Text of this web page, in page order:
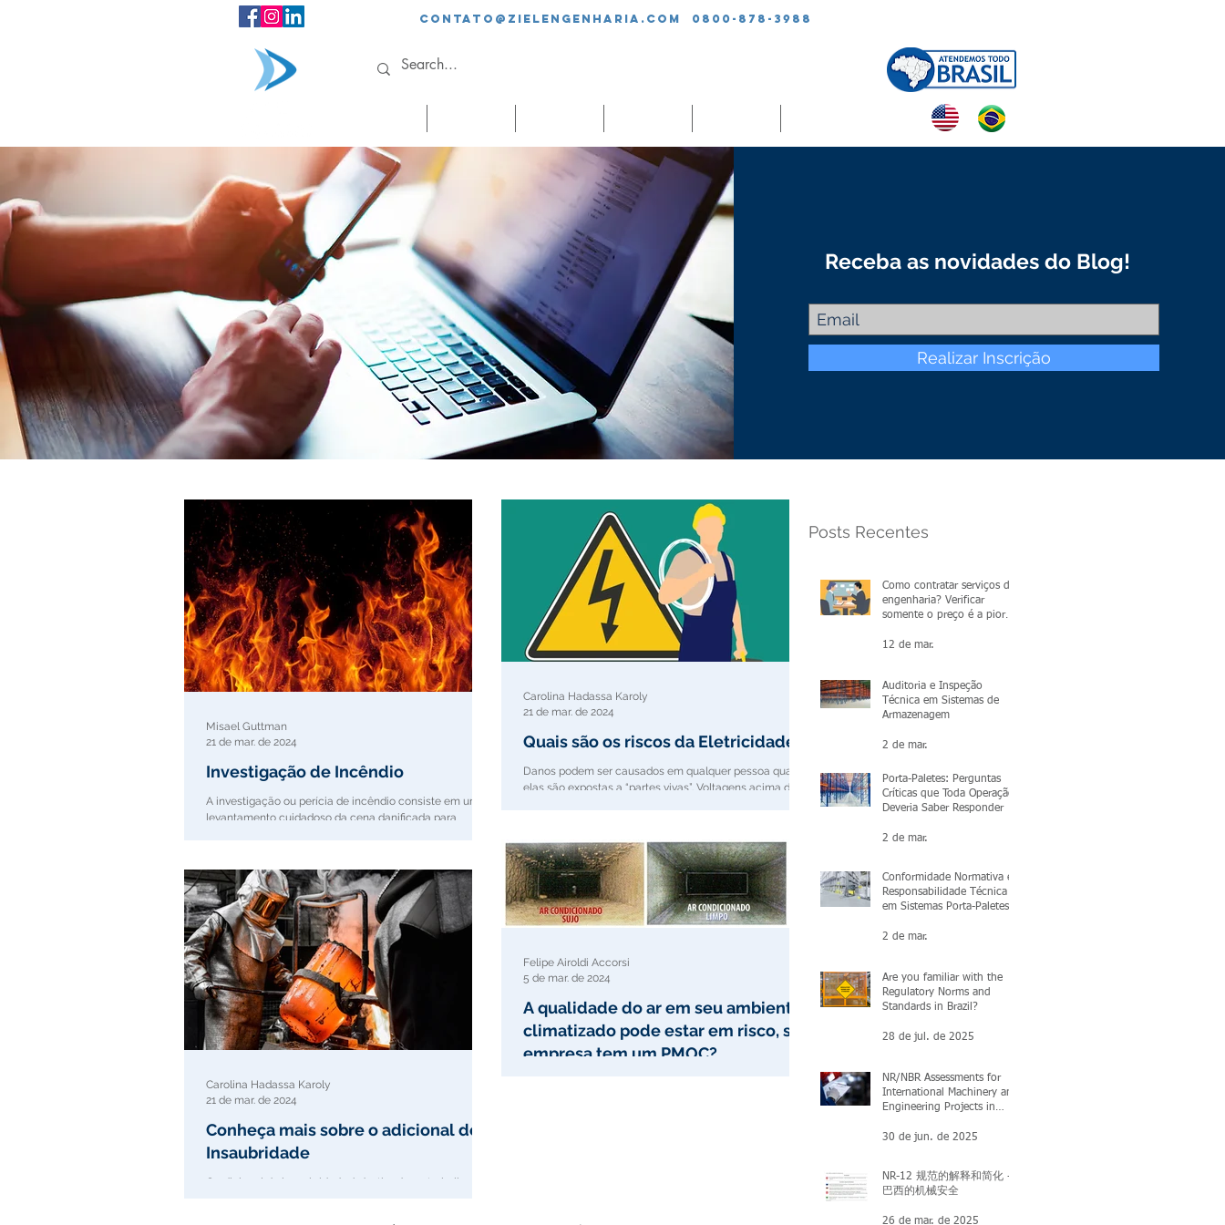
contato@zielengenharia.com 0800-878-3988
Receba as novidades do Blog!
Realizar Inscrição
Investigação de Incêndio
A investigação ou perícia de incêndio consiste em um
levantamento cuidadoso da cena danificada para
Misael Guttman
21 de mar. de 2024
Quais são os riscos da Eletricidade?
Danos podem ser causados em qualquer pessoa quando
elas são expostas a “partes vivas”. Voltagens acima de
Carolina Hadassa Karoly
21 de mar. de 2024
Conheça mais sobre o adicional de
Insaubridade
O adicional de insaubridade é destinado ao trabalhador
Carolina Hadassa Karoly
21 de mar. de 2024
A qualidade do ar em seu ambiente
climatizado pode estar em risco, sua
empresa tem um PMOC?
Felipe Airoldi Accorsi
5 de mar. de 2024
Posts Recentes
Como contratar serviços de
engenharia? Verificar
somente o preço é a pior
12 de mar.
Auditoria e Inspeção
Técnica em Sistemas de
Armazenagem
2 de mar.
Porta-Paletes: Perguntas
Críticas que Toda Operação
Deveria Saber Responder
2 de mar.
Conformidade Normativa e
Responsabilidade Técnica
em Sistemas Porta-Paletes:
2 de mar.
Are you familiar with the
Regulatory Norms and
Standards in Brazil?
28 de jul. de 2025
NR/NBR Assessments for
International Machinery and
Engineering Projects in
30 de jun. de 2025
NR-12 规范的解释和简化 -
巴西的机械安全
26 de mar. de 2025